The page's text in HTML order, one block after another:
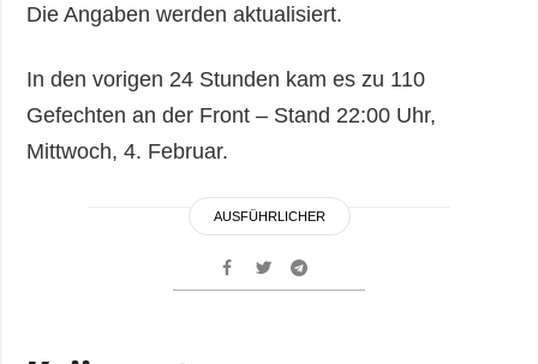
Die Angaben werden aktualisiert.
In den vorigen 24 Stunden kam es zu 110
Gefechten an der Front – Stand 22:00 Uhr,
Mittwoch, 4. Februar.
AUSFÜHRLICHER